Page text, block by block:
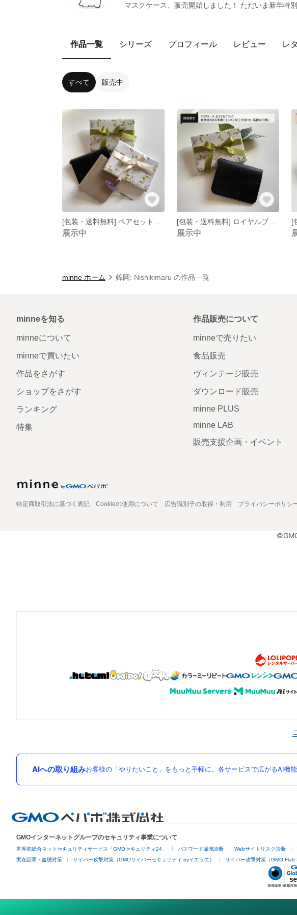
マスクケース、販売開始しました！ ただいま新年特
作品一覧 シリーズ プロフィール レビュー レ
すべて 販売中
展示中
[包装・送料無料] ロイヤルブラック◇本革◇マスクケース-黒◇レザー◇内側除菌可能◇予備マスク用ポケット付き◇入社祝い◇入学祝い◇記念日◇誕生日
展示中
minne ホーム 錦圓: Nishikimaru の作品一覧
minneを知る
minneについて
minneで買いたい
作品をさがす
ショップをさがす
ランキング
特集
作品販売について
minneで売りたい
食品販売
ヴィンテージ販売
ダウンロード販売
minne PLUS
minne LAB
販売支援企画・イベント
特定商取引法に基づく表記 Cookieの使用について 広告識別子の取得・利用 プライバシーポリシ
AIへの取り組みお客様の「やりたいこと」をもっと手軽に。各サービスで広がるAI機
GMOインターネットグループのセキュリティ事業について
世界初総合ネットセキュリティサービス「GMOセキュリティ24」 パスワード漏洩診断 Webサイトリスク診断
実在証明・盗聴対策 サイバー攻撃対策（GMOサイバーセキュリティ byイエラエ） サイバー攻撃対策（GMO Flatt